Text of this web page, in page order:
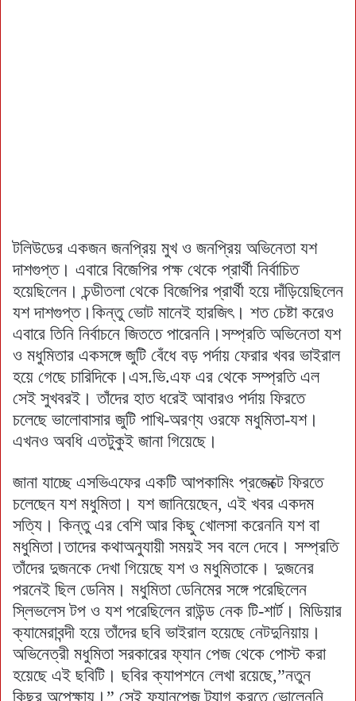
টলিউডের একজন জনপ্রিয় মুখ ও জনপ্রিয় অভিনেতা যশ
দাশগুপ্ত। এবারে বিজেপির পক্ষ থেকে প্রার্থী নির্বাচিত
হয়েছিলেন। চন্ডীতলা থেকে বিজেপির প্রার্থী হয়ে দাঁড়িয়েছিলেন
যশ দাশগুপ্ত।কিন্তু ভোট মানেই হারজিৎ। শত চেষ্টা করেও
এবারে তিনি নির্বাচনে জিততে পারেননি।সম্প্রতি অভিনেতা যশ
ও মধুমিতার একসঙ্গে জুটি বেঁধে বড় পর্দায় ফেরার খবর ভাইরাল
হয়ে গেছে চারিদিকে।এস.ভি.এফ এর থেকে সম্প্রতি এল
সেই সুখবরই। তাঁদের হাত ধরেই আবারও পর্দায় ফিরতে
চলেছে ভালোবাসার জুটি পাখি-অরণ্য ওরফে মধুমিতা-যশ।
এখনও অবধি এতটুকুই জানা গিয়েছে।
জানা যাচ্ছে এসভিএফের একটি আপকামিং প্রজেক্টে ফিরতে
চলেছেন যশ মধুমিতা। যশ জানিয়েছেন, এই খবর একদম
সত্যি। কিন্তু এর বেশি আর কিছু খোলসা করেননি যশ বা
মধুমিতা।তাদের কথাঅনুযায়ী সময়ই সব বলে দেবে। সম্প্রতি
তাঁদের দুজনকে দেখা গিয়েছে যশ ও মধুমিতাকে। দুজনের
পরনেই ছিল ডেনিম। মধুমিতা ডেনিমের সঙ্গে পরেছিলেন
স্লিভলেস টপ ও যশ পরেছিলেন রাউন্ড নেক টি-শার্ট। মিডিয়ার
ক্যামেরাবন্দী হয়ে তাঁদের ছবি ভাইরাল হয়েছে নেটদুনিয়ায়।
অভিনেত্রী মধুমিতা সরকারের ফ্যান পেজ থেকে পোস্ট করা
হয়েছে এই ছবিটি। ছবির ক্যাপশনে লেখা রয়েছে,”নতুন
কিছুর অপেক্ষায়।” সেই ফ্যানপেজ ট্যাগ করতে ভোলেননি